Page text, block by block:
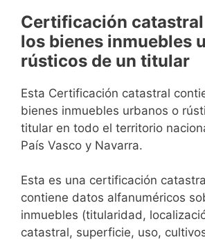
Certificación
los bienes inmuebles
rústicos de un titular
Esta Certificación catastral
bienes inmuebles urbanos o
titular en todo el territorio
País Vasco y Navarra.
Esta es una certificación
contiene datos alfanuméricos
inmuebles (titularidad,
catastral, superficie, uso,